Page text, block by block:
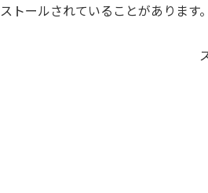
トールされていることがあります。